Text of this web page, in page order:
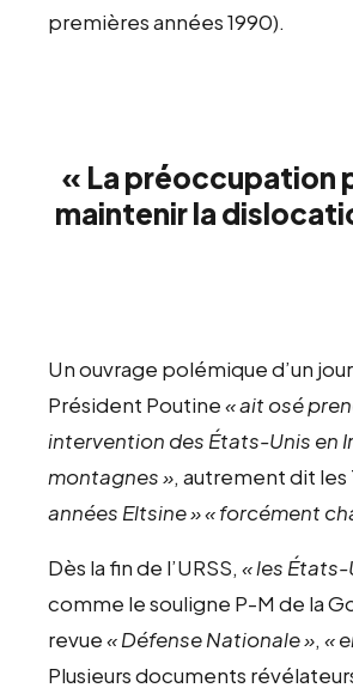
premières années 1990).
« La préoccupation
maintenir la
Un ouvrage polémique d’un
Président Poutine« ait osé
intervention des États-Unis en
montagnes », autrement dit
années Eltsine » « forcément
Dès la fin de l’URSS,« les
comme le souligne P-M de la
revue« Défense Nationale »,«
Plusieurs documents